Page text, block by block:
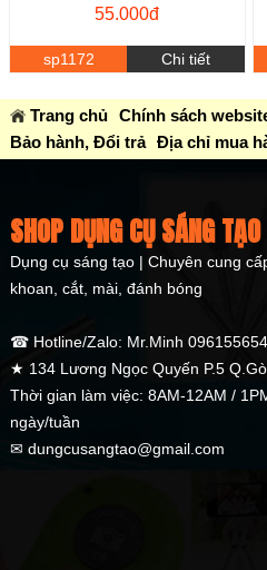
55.000đ
sp1172 Chi tiết
Trang chủ Chính sách
Bảo hành, Đổi trả Địa chỉ mua
SHOP DỤNG CỤ SÁNG TẠO
Dụng cụ sáng tạo | Chuyên cung
khoan, cắt, mài, đánh bóng
☎ Hotline/Zalo: Mr.Minh
★ 134 Lương Ngọc Quyến P.5
Thời gian làm việc: 8AM-12AM /
ngày/tuần
✉ dungcusangtao@gmail.com